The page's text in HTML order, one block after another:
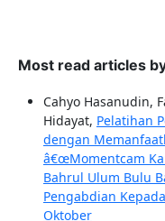
Most read articles
Cahyo Hasanudin,
Hidayat, Pelatihan
dengan
â€œMomentcam
Bahrul Ulum Bulu
Pengabdian
Oktober